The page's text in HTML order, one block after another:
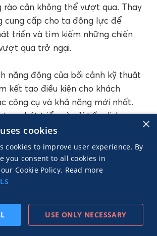
rào cản không thể vượt qua. Thay
cung cấp cho ta động lực để
triển và tìm kiếm những chiến
qua trở ngại.
năng động của bối cảnh kỹ thuật
kết tạo điều kiện cho khách
công cụ và khả năng mới nhất.
tục phát triển và cải tiến dịch vụ
tác luôn dẫn đầu. Vậy, nếu quý
định hướng tương lai và nắm bắt
trong hoạt động tiếp thị liên
rằngMGIDluôn sẵn sàng hỗ
bước trên hành trình này. Chúng
thế giới tiếp thị liên kết. Quý vị
Chúng tôi đã sẵn sàng. Cùng
THEO
×
cookies
cookies to improve user experience. By
you consent to all cookies in
Cookie Policy. Read more
USE ONLY NECESSARY